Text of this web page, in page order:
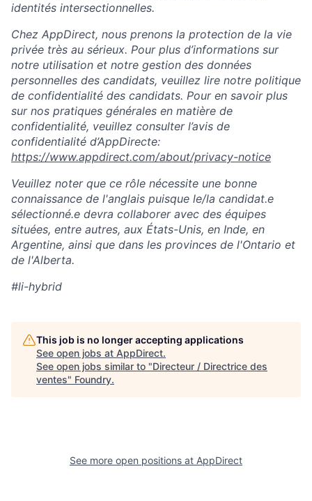
identités intersectionnelles.
Chez AppDirect, nous prenons la protection de la vie
privée très au sérieux. Pour plus d’informations sur
notre utilisation et notre gestion des données
personnelles des candidats, veuillez lire notre politique
de confidentialité des candidats. Pour en savoir plus
sur nos pratiques générales en matière de
confidentialité, veuillez consulter l’avis de
confidentialité d’AppDirecte:
https://www.appdirect.com/about/privacy-notice
Veuillez noter que ce rôle nécessite une bonne
connaissance de l'anglais puisque le/la candidat.e
sélectionné.e devra collaborer avec des équipes
situées, entre autres, aux États-Unis, en Inde, en
Argentine, ainsi que dans les provinces de l'Ontario et
de l'Alberta.
#li-hybrid
This job is no longer accepting applications
See open jobs at AppDirect.
See open jobs similar to "Directeur / Directrice des
ventes" Foundry.
See more open positions at AppDirect